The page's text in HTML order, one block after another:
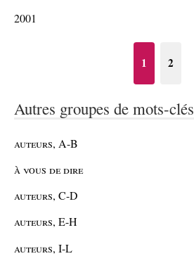
2001
1 2
Autres groupes de mots-clés
auteurs, A-B
à vous de dire
auteurs, C-D
auteurs, E-H
auteurs, I-L